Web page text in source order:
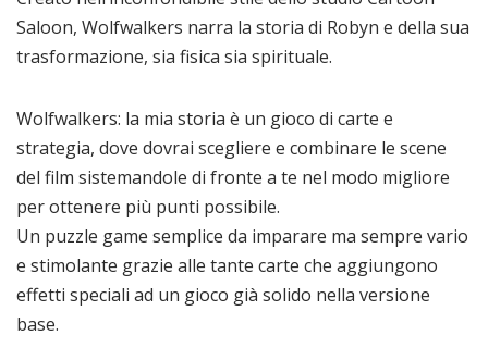
Saloon, Wolfwalkers narra la storia di Robyn e della sua
trasformazione, sia fisica sia spirituale.
Wolfwalkers: la mia storia è un gioco di carte e
strategia, dove dovrai scegliere e combinare le scene
del film sistemandole di fronte a te nel modo migliore
per ottenere più punti possibile.
Un puzzle game semplice da imparare ma sempre vario
e stimolante grazie alle tante carte che aggiungono
effetti speciali ad un gioco già solido nella versione
base.